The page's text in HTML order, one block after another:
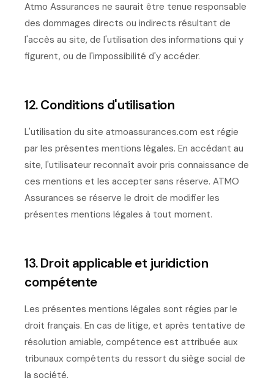
Atmo Assurances ne saurait être tenue responsable
des dommages directs ou indirects résultant de
l'accès au site, de l'utilisation des informations qui y
figurent, ou de l'impossibilité d'y accéder.
12. Conditions d'utilisation
L'utilisation du site atmoassurances.com est régie
par les présentes mentions légales. En accédant au
site, l'utilisateur reconnaît avoir pris connaissance de
ces mentions et les accepter sans réserve. ATMO
Assurances se réserve le droit de modifier les
présentes mentions légales à tout moment.
13. Droit applicable et juridiction
compétente
Les présentes mentions légales sont régies par le
droit français. En cas de litige, et après tentative de
résolution amiable, compétence est attribuée aux
tribunaux compétents du ressort du siège social de
la société.